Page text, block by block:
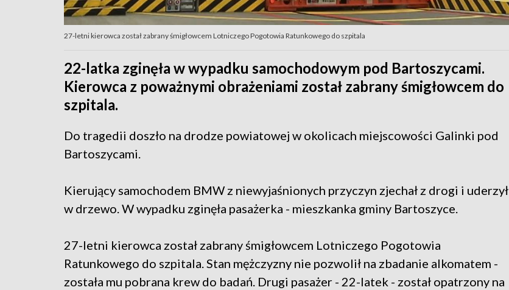
27-letni kierowca został zabrany śmigłowcem Lotniczego Pogotowia Ratunkowego do szpitala
22-latka zginęła w wypadku samochodowym pod Bartoszycami.
Kierowca z poważnymi obrażeniami został zabrany śmigłowcem do
szpitala.
Do tragedii doszło na drodze powiatowej w okolicach miejscowości Galinki pod
Bartoszycami.
Kierujący samochodem BMW z niewyjaśnionych przyczyn zjechał z drogi i uderzył
w drzewo. W wypadku zginęła pasażerka - mieszkanka gminy Bartoszyce.
27-letni kierowca został zabrany śmigłowcem Lotniczego Pogotowia
Ratunkowego do szpitala. Stan mężczyzny nie pozwolił na zbadanie alkomatem -
została mu pobrana krew do badań. Drugi pasażer - 22-latek - został opatrzony na